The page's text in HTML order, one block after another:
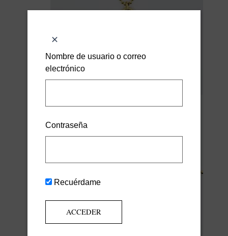
Nombre de usuario o correo
electrónico
Contraseña
Recuérdame